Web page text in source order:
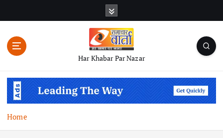
n
Har Khabar Par Nazar
Home